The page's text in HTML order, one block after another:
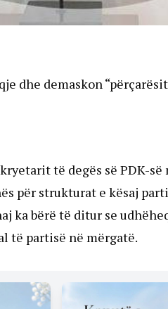
dhe demaskon
të degës së PDK-së
për strukturat e kësaj
ka bërë të ditur se
të partisë në mërgatë.